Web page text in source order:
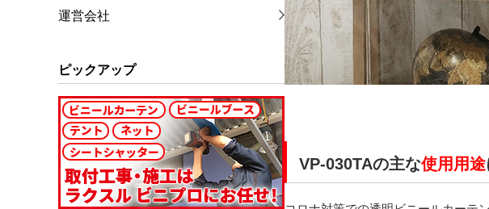
VP-030TAの主な使用用途
運営会社
ピックアップ